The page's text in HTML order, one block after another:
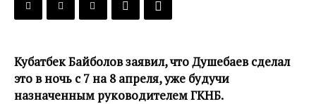
Кубатбек Байболов заявил, что Душебаев сделал
это в ночь с 7 на 8 апреля, уже будучи
назначенным руководителем ГКНБ.